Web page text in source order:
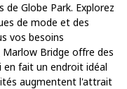
Globe Park. Explorez
de mode et des
vos besoins
Bridge offre des
en fait un endroit idéal
augmentent l'attrait